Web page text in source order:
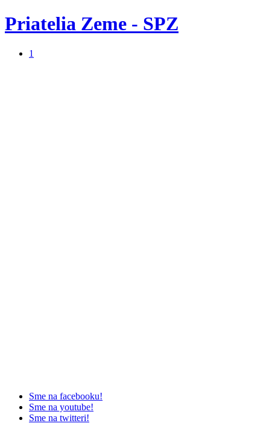
Priatelia Zeme - SPZ
1
Sme na facebooku!
Sme na youtube!
Sme na twitteri!